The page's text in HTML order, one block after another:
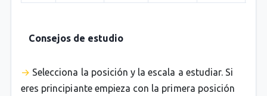
Consejos de estudio
Selecciona la posición y la escala a estudiar. Si
eres principiante empieza con la primera posición